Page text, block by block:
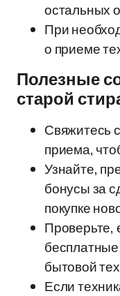
остальных
При
о приеме
Полезные
старой
Свяжитесь
приема,
Узнайте,
бонусы за
покупке
Проверьте,
бытовой
Если